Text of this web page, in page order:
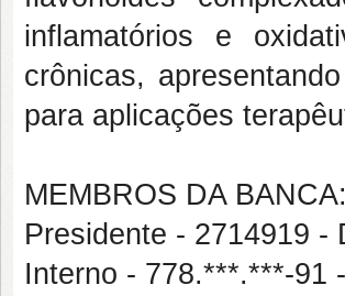
inflamatórios e
crônicas,
para aplicações
MEMBROS DA BANCA:
Presidente - 2714919 -
Interno - 778.***.***-91